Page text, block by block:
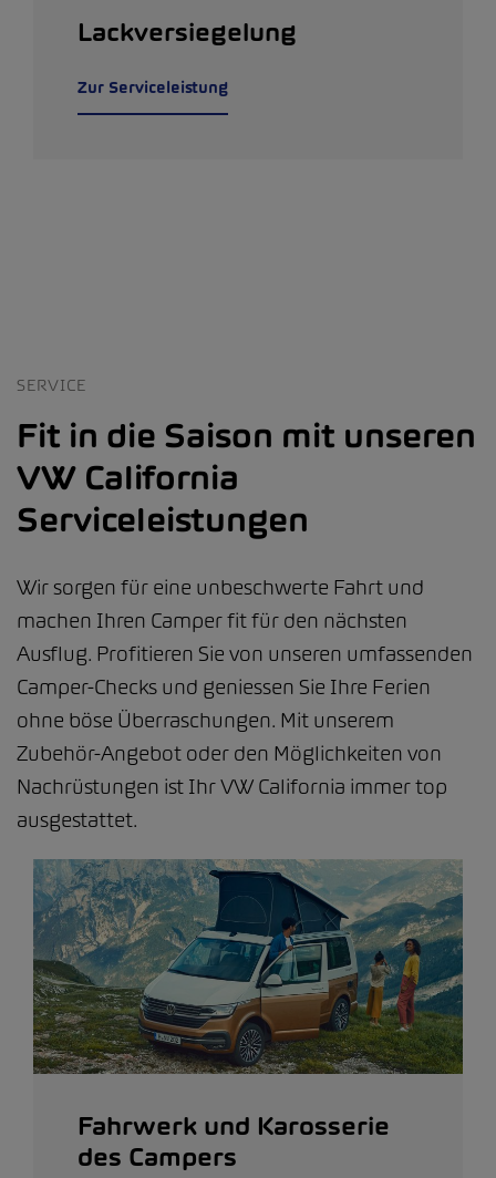
Lackversiegelung
Zur Serviceleistung
SERVICE
Fit in die Saison mit unseren
VW California
Serviceleistungen
Wir sorgen für eine unbeschwerte Fahrt und
machen Ihren Camper fit für den nächsten
Ausflug. Profitieren Sie von unseren umfassenden
Camper-Checks und geniessen Sie Ihre Ferien
ohne böse Überraschungen. Mit unserem
Zubehör-Angebot oder den Möglichkeiten von
Nachrüstungen ist Ihr VW California immer top
ausgestattet.
Fahrwerk und Karosserie
des Campers